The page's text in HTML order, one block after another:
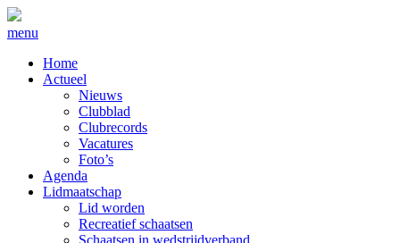
menu
Home
Actueel
Nieuws
Clubblad
Clubrecords
Vacatures
Foto’s
Agenda
Lidmaatschap
Lid worden
Recreatief schaatsen
Schaatsen in wedstrijdverband